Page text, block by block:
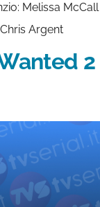
Melissa McCall
Argent
2